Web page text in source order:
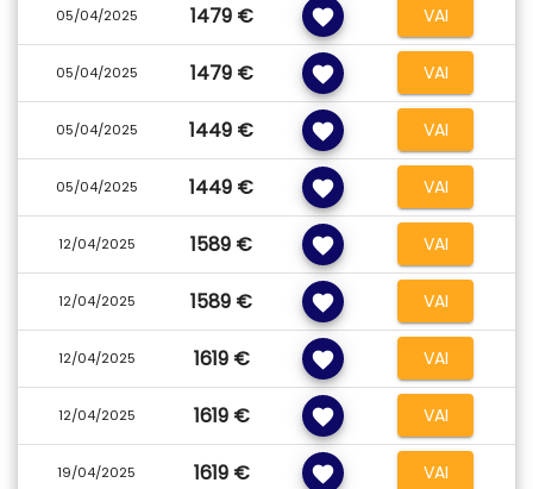
05/04/2025 1479 € favorite VAI
05/04/2025 1479 € favorite VAI
05/04/2025 1449 € favorite VAI
05/04/2025 1449 € favorite VAI
12/04/2025 1589 € favorite VAI
12/04/2025 1589 € favorite VAI
12/04/2025 1619 € favorite VAI
12/04/2025 1619 € favorite VAI
19/04/2025 1619 € favorite VAI